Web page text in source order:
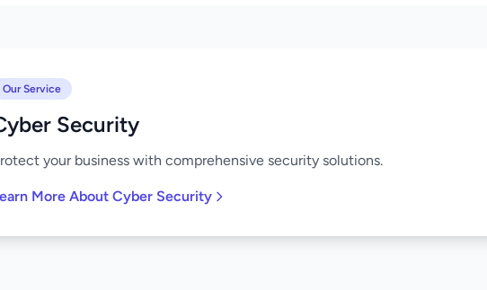
Our Service
Security
your business with comprehensive security solutions.
More About Cyber Security